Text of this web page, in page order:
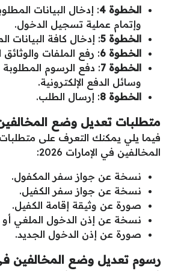
الخطوة 4
: إدخال البيانات
وإتمام عملية تسجيل الدخول.
الخطوة 5
: إدخال كافة البيانات
الخطوة 6
: رفع الملفات والوثائق
الخطوة 7
: دفع الرسوم
وسائل الدفع الإلكترونية.
الخطوة 8
: إرسال الطلب.
متطلبات تعديل وضع
فيما يلي يمكنك التعرف على
المخالفين في الإمارات 2026:
نسخة عن جواز سفر المكفول.
نسخة عن جواز سفر الكفيل.
صورة عن وثيقة إقامة الكفيل.
نسخة عن إذن الدخول الملغي أو
صورة عن إذن الدخول الجديد.
رسوم تعديل وضع المخالفين في